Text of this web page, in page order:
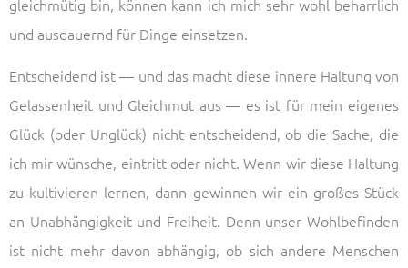
gleichmütig bin, können kann ich mich sehr wohl beharrlich
und ausdauernd für Dinge einsetzen.
Entscheidend ist — und das macht diese innere Haltung von
Gelassenheit und Gleichmut aus — es ist für mein eigenes
Glück (oder Unglück) nicht entscheidend, ob die Sache, die
ich mir wünsche, eintritt oder nicht. Wenn wir diese Haltung
zu kultivieren lernen, dann gewinnen wir ein großes Stück
an Unabhängigkeit und Freiheit. Denn unser Wohlbefinden
ist nicht mehr davon abhängig, ob sich andere Menschen